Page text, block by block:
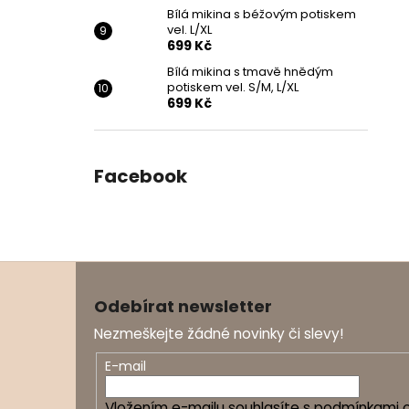
Bílá mikina s béžovým potiskem
vel. L/XL
699 Kč
Bílá mikina s tmavě hnědým
potiskem vel. S/M, L/XL
699 Kč
Facebook
Odebírat newsletter
Nezmeškejte žádné novinky či slevy!
E-mail